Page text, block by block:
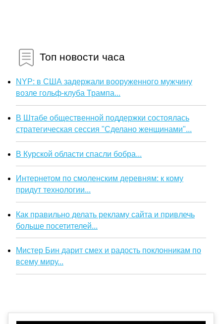
Топ новости часа
NYP: в США задержали вооруженного мужчину
возле гольф-клуба Трампа...
В Штабе общественной поддержки состоялась
стратегическая сессия "Сделано женщинами"...
В Курской области спасли бобра...
Интернетом по смоленским деревням: к кому
придут технологии...
Как правильно делать рекламу сайта и привлечь
больше посетителей...
Мистер Бин дарит смех и радость поклонникам по
всему миру...